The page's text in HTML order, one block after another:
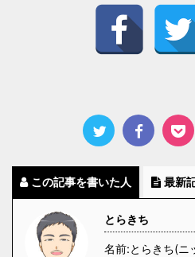
この記事を書いた人 最新
とらきち
名前:とらきち(ニ